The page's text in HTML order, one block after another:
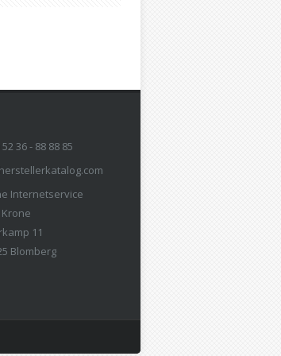
52 36 - 88 88 85
Internetservice
11
Blomberg